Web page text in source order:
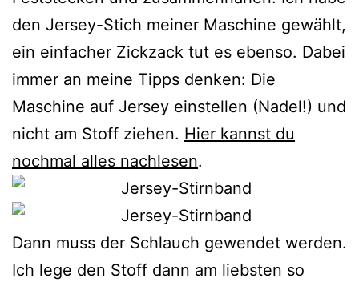
den Jersey-Stich meiner Maschine gewählt,
ein einfacher Zickzack tut es ebenso. Dabei
immer an meine Tipps denken: Die
Maschine auf Jersey einstellen (Nadel!) und
nicht am Stoff ziehen. Hier kannst du
nochmal alles nachlesen.
Dann muss der Schlauch gewendet werden.
Ich lege den Stoff dann am liebsten so